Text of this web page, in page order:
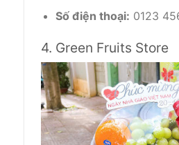
Số điện thoại: 0123
4. Green Fruits Store